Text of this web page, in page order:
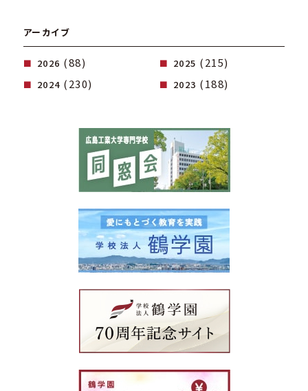
アーカイブ
2026 (88) 2025 (215)
2024 (230) 2023 (188)